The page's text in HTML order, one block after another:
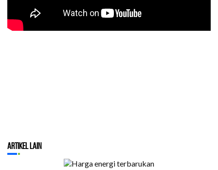
Artikel Lain